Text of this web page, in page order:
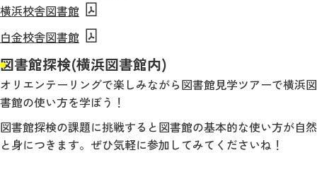
横浜校舎図書館
白金校舎図書館
図書館探検(横浜図書館内)
オリエンテーリングで楽しみながら図書館見学ツアーで横浜図
書館の使い方を学ぼう！
図書館探検の課題に挑戦すると図書館の基本的な使い方が自然
と身につきます。ぜひ気軽に参加してみてくださいね！